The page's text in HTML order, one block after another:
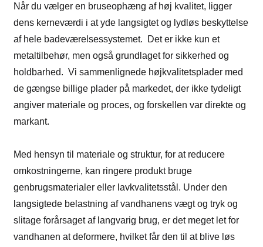
Når du vælger en bruseophæng af høj kvalitet, ligger
dens kerneværdi i at yde langsigtet og lydløs beskyttelse
af hele badeværelsessystemet. Det er ikke kun et
metaltilbehør, men også grundlaget for sikkerhed og
holdbarhed. Vi sammenlignede højkvalitetsplader med
de gængse billige plader på markedet, der ikke tydeligt
angiver materiale og proces, og forskellen var direkte og
markant.
Med hensyn til materiale og struktur, for at reducere
omkostningerne, kan ringere produkt bruge
genbrugsmaterialer eller lavkvalitetsstål. Under den
langsigtede belastning af vandhanens vægt og tryk og
slitage forårsaget af langvarig brug, er det meget let for
vandhanen at deformere, hvilket får den til at blive løs